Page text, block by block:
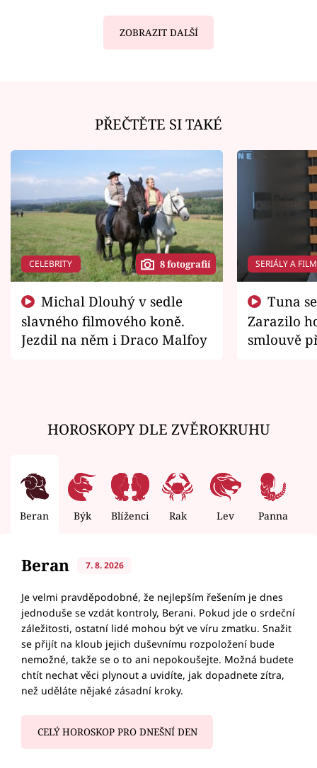
ZOBRAZIT DALŠÍ
PŘEČTĚTE SI TAKÉ
CELEBRITY 8 fotografií
slavného filmového koně.
Jezdil na něm i Draco Malfoy
SERIÁLY A
Zarazilo
smlouvě
HOROSKOPY DLE ZVĚROKRUHU
Beran Býk Blíženci Rak Lev Panna
Beran 7. 8. 2026
Je velmi pravděpodobné, že nejlepším řešením je dnes
jednoduše se vzdát kontroly, Berani. Pokud jde o srdeční
záležitosti, ostatní lidé mohou být ve víru zmatku. Snažit
se přijít na kloub jejich duševnímu rozpoložení bude
nemožné, takže se o to ani nepokoušejte. Možná budete
chtít nechat věci plynout a uvidíte, jak dopadnete zítra,
než uděláte nějaké zásadní kroky.
CELÝ HOROSKOP PRO DNEŠNÍ DEN